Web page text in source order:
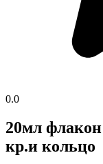
0.0
20мл
кр.и кольцо